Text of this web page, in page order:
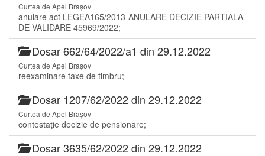
Curtea de Apel Brașov
anulare act LEGEA165/2013-ANULARE DECIZIE PARTIALA
DE VALIDARE 45969/2022;
Dosar 662/64/2022/a1 din 29.12.2022
Curtea de Apel Brașov
reexaminare taxe de timbru;
Dosar 1207/62/2022 din 29.12.2022
Curtea de Apel Brașov
contestaţie decizie de pensionare;
Dosar 3635/62/2022 din 29.12.2022